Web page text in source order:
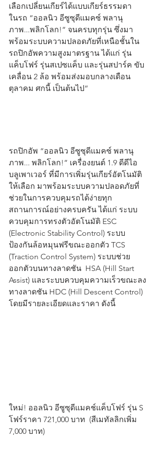
เลือกเปลี่ยนเกียร์ได้แบบเกียร์ธรรมดา
ในรถ “ออลนิว อีซูซุดีแมคซ์ พลานุ
ภาพ...พลิกโลก!” จนครบทุกรุ่น ซึ่งมา
พร้อมระบบความปลอดภัยที่เหนือชั้นใน
รถปิกอัพความสูงมาตรฐาน ได้แก่ รุ่น
แค็บโฟร์ รุ่นสเปซแค็บ และรุ่นสปาร์ค ขับ
เคลื่อน 2 ล้อ พร้อมส่งมอบกลางเดือน
ตุลาคม ศกนี้ เป็นต้นไป”
รถปิกอัพ “ออลนิว อีซูซุดีแมคซ์ พลานุ
ภาพ... พลิกโลก!” เครื่องยนต์ 1.9 ดีดีไอ
บลูเพาเวอร์ ที่มีการเพิ่มรุ่นเกียร์อัตโนมัติ
ให้เลือก มาพร้อมระบบความปลอดภัยที่
ช่วยในการควบคุมรถได้ง่ายทุก
สถานการณ์อย่างครบครัน ได้แก่ ระบบ
ควบคุมการทรงตัวอัตโนมัติ ESC
(Electronic Stability Control) ระบบ
ป้องกันล้อหมุนฟรีขณะออกตัว TCS
(Traction Control System) ระบบช่วย
ออกตัวบนทางลาดชัน  HSA (Hill Start
Assist) และระบบควบคุมความเร็วขณะลง
ทางลาดชัน HDC (Hill Descent Control)
โดยมีรายละเอียดและราคา ดังนี้
ใหม่! ออลนิว อีซูซุดีแมคช์แค็บโฟร์ รุ่น S
โฟร์ราคา 721,000 บาท  (สีเมทัลลิกเพิ่ม
7,000 บาท)